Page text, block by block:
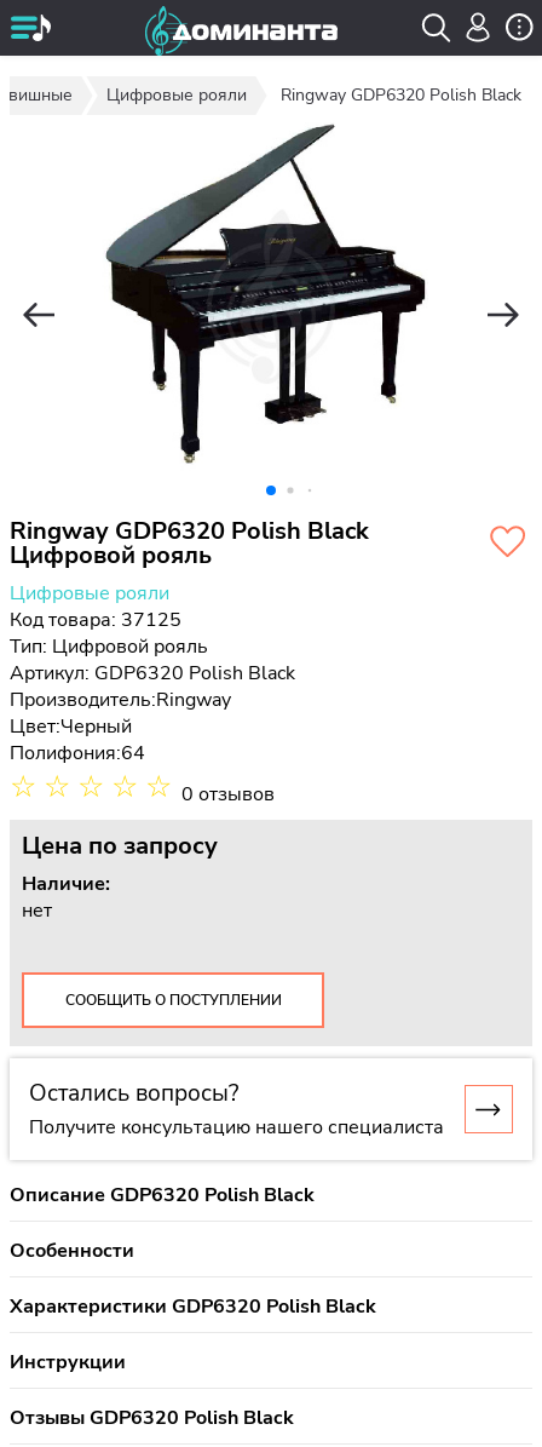
Цифровые рояли Ringway GDP6320 Polish Black
Ringway GDP6320 Polish Black
Цифровой рояль
Цифровые рояли
Код товара: 37125
Тип: Цифровой рояль
Артикул: GDP6320 Polish Black
Производитель:Ringway
Цвет:Черный
Полифония:64
☆ ☆ ☆ ☆ ☆ 0 отзывов
Цена по запросу
Наличие:
нет
СООБЩИТЬ О ПОСТУПЛЕНИИ
Остались вопросы?
Получите консультацию нашего специалиста
Описание GDP6320 Polish Black
Особенности
Характеристики GDP6320 Polish Black
Инструкции
Отзывы GDP6320 Polish Black